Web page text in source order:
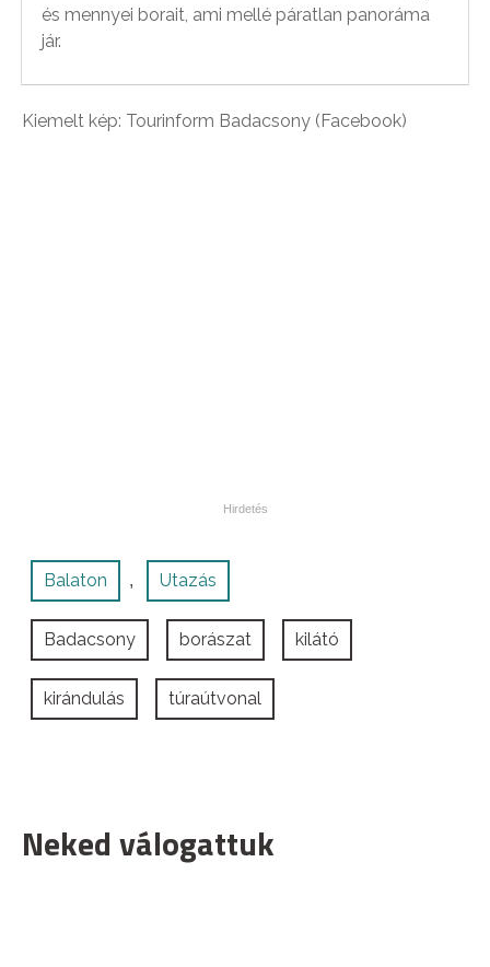
és mennyei borait, ami mellé páratlan panoráma
jár.
Kiemelt kép: Tourinform Badacsony (Facebook)
Balaton , Utazás
Badacsony borászat kilátó
kirándulás túraútvonal
Neked válogattuk